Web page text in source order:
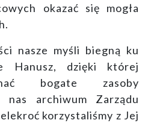
okazać się mogła
nasze myśli biegną ku
Hanusz, dzięki której
bogate zasoby
nas archiwum Zarządu
korzystaliśmy z Jej